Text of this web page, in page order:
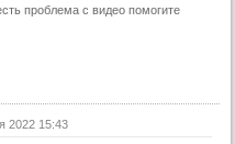
проблема с видео помогите
2022 15:43